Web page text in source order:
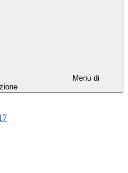
Menu di